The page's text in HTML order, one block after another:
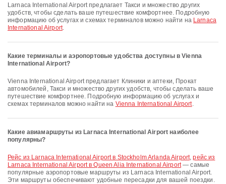
Larnaca International Airport предлагает Такси и множество других
удобств, чтобы сделать ваше путешествие комфортнее. Подробную
информацию об услугах и схемах терминалов можно найти на Larnaca
International Airport.
Какие терминалы и аэропортовые удобства доступны в Vienna
International Airport?
Vienna International Airport предлагает Клиники и аптеки, Прокат
автомобилей, Такси и множество других удобств, чтобы сделать ваше
путешествие комфортнее. Подробную информацию об услугах и
схемах терминалов можно найти на Vienna International Airport.
Какие авиамаршруты из Larnaca International Airport наиболее
популярны?
рейс из Larnaca International Airport в Stockholm Arlanda Airport,рейс из
Larnaca International Airport в Queen Alia International Airport— самые
популярные аэропортовые маршруты из Larnaca International Airport.
Эти маршруты обеспечивают удобные пересадки для вашей поездки.